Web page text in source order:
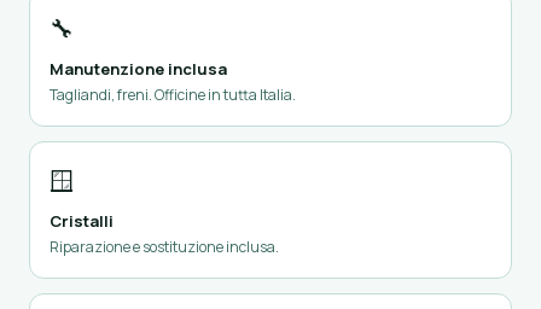
🔧
Manutenzione inclusa
Tagliandi, freni. Officine in tutta Italia.
🪟
Cristalli
Riparazione e sostituzione inclusa.